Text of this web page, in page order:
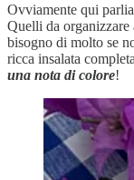
Ovviamente qui
Quelli da organizzare
bisogno di molto se
ricca insalata
una nota di colore!